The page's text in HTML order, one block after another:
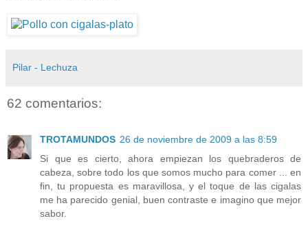
Pilar - Lechuza
62 comentarios:
TROTAMUNDOS 26 de noviembre de 2009 a las 8:59
Si que es cierto, ahora empiezan los quebraderos de
cabeza, sobre todo los que somos mucho para comer ... en
fin, tu propuesta es maravillosa, y el toque de las cigalas
me ha parecido genial, buen contraste e imagino que mejor
sabor.